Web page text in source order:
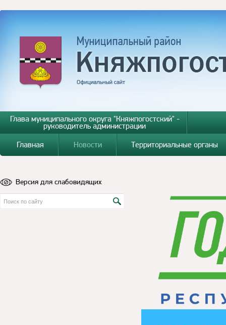
Глава муниципального округа "Княжпогостский" -
руководитель администрации
Главная
Новости Территориальные органы
Версия для слабовидящих